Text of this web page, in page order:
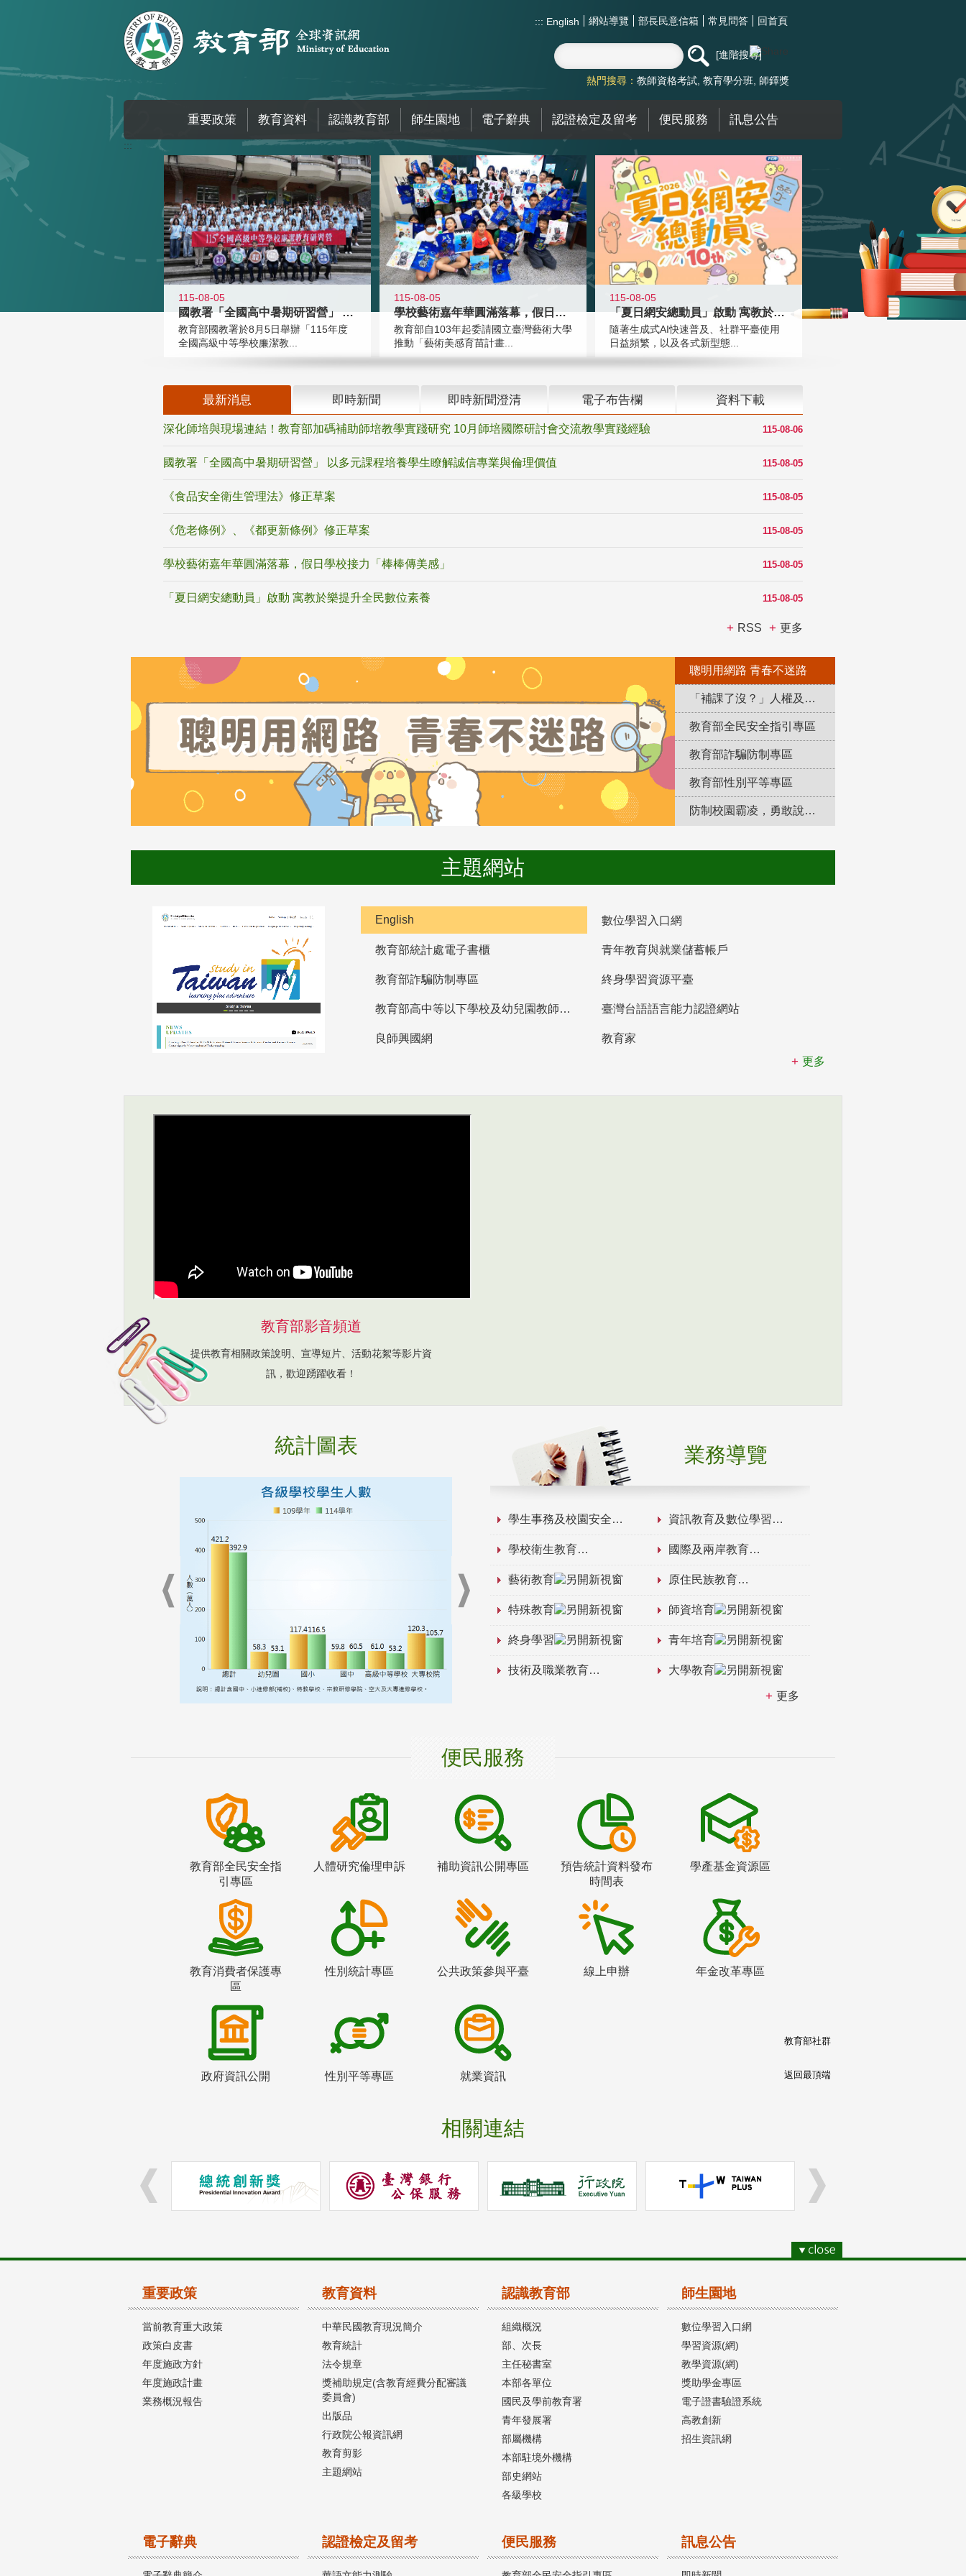
::: English 網站導覽 部長民意信箱 常見問答 回首頁
進階搜尋
熱門搜尋： 教師資格考試 教育學分班 師鐸獎
重要政策 教育資料 認識教育部 師生園地 電子辭典 認證檢定及留考 便民服務 訊息公告
:::
115-08-05
國教署「全國高中暑期研習營」 以多
教育部國教署於8月5日舉辦「115年度
全國高級中等學校廉潔教...
115-08-05
學校藝術嘉年華圓滿落幕，假日學校接
教育部自103年起委請國立臺灣藝術大學
推動「藝術美感育苗計畫...
115-08-05
「夏日網安總動員」啟動 寓教於樂提
隨著生成式AI快速普及、社群平臺使用
日益頻繁，以及各式新型態...
最新消息 即時新聞 即時新聞澄清 電子布告欄 資料下載
115-08-06
深化師培與現場連結！教育部加碼補助師培教學實踐研究 10月師培國際研討會交流教學實踐經驗
115-08-05
國教署「全國高中暑期研習營」 以多元課程培養學生瞭解誠信專業與倫理價值
115-08-05
《食品安全衛生管理法》修正草案
115-08-05
《危老條例》、《都更新條例》修正草案
115-08-05
學校藝術嘉年華圓滿落幕，假日學校接力「棒棒傳美感」
115-08-05
「夏日網安總動員」啟動 寓教於樂提升全民數位素養
RSS 更多
聰明用網路 青春不迷路
「補課了沒？」人權及轉型正義教育專區
教育部全民安全指引專區
教育部詐騙防制專區
教育部性別平等專區
防制校園霸凌，勇敢說出來！
主題網站
English 數位學習入口網
教育部統計處電子書櫃 青年教育與就業儲蓄帳戶
教育部詐騙防制專區 終身學習資源平臺
教育部高中等以下學校及幼兒園教師資格檢定考試 臺灣台語語言能力認證網站
良師興國網
教育家
更多
教育部影音頻道
提供教育相關政策說明、宣導短片、活動花絮等影片資
訊，歡迎踴躍收看！
統計圖表 業務導覽
學生事務及校園安全 資訊教育及數位學習
學校衛生教育 國際及兩岸教育
藝術教育 原住民族教育
特殊教育 師資培育
終身學習 青年培育
技術及職業教育 大學教育
更多
便民服務
教育部全民安全指
引專區
人體研究倫理申訴 補助資訊公開專區
預告統計資料發布
時間表
學產基金資源區
教育消費者保護專
區
性別統計專區 公共政策參與平臺 線上申辦 年金改革專區
政府資訊公開 性別平等專區 就業資訊
相關連結
教育部社群
返回最頂端
重要政策
當前教育重大政策
政策白皮書
年度施政方針
年度施政計畫
業務概況報告
教育資料
中華民國教育現況簡介
教育統計
法令規章
獎補助規定(含教育經費分配審議
委員會)
出版品
行政院公報資訊網
教育剪影
主題網站
認識教育部
組織概況
部、次長
主任秘書室
本部各單位
國民及學前教育署
青年發展署
部屬機構
本部駐境外機構
部史網站
各級學校
師生園地
數位學習入口網
學習資源(網)
教學資源(網)
獎助學金專區
電子證書驗證系統
高教創新
招生資訊網
電子辭典 認證檢定及留考 便民服務 訊息公告